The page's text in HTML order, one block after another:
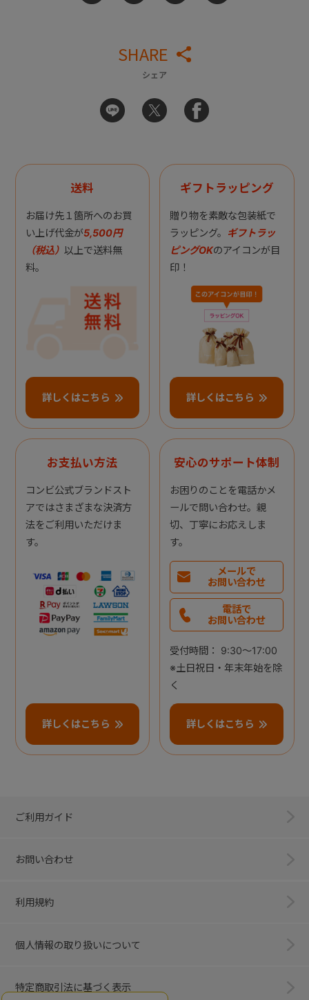
SHARE
シェア
送料
お届け先１箇所へのお買
い上げ代金が5,500円
（税込） 以上で送料無
料。
詳しくはこちら
ギフトラッピング
贈り物を素敵な包装紙で
ラッピング。 ギフトラッ
ピングOKのアイコンが目
印！
詳しくはこちら
お支払い方法
コンビ公式ブランドスト
アではさまざまな決済方
法をご利用いただけま
す。
詳しくはこちら
安心のサポート体制
お困りのことを電話かメ
ールで問い合わせ。親
切、丁寧にお応えしま
す。
メールで
お問い合わせ
電話で
お問い合わせ
受付時間： 9:30～17:00
※土日祝日・年末年始を除
く
詳しくはこちら
ご利用ガイド
お問い合わせ
利用規約
個人情報の取り扱いについて
特定商取引法に基づく表示